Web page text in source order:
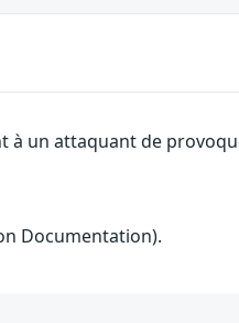
un attaquant de
Documentation).